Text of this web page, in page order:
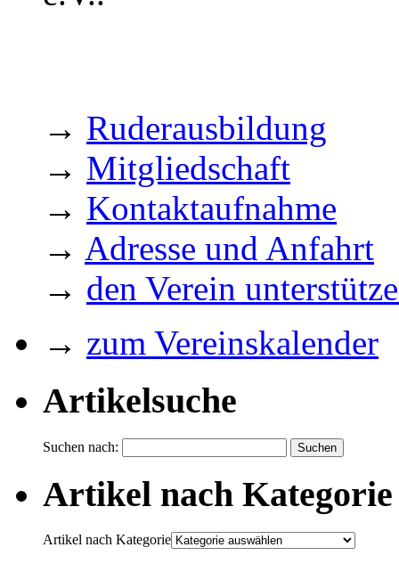
→ Ruderausbildung
→ Mitgliedschaft
→ Kontaktaufnahme
→ Adresse und Anfahrt
→ den Verein
→ zum Vereinskalender
Artikelsuche
Suchen nach:
Artikel nach Kategorie
Artikel nach Kategorie